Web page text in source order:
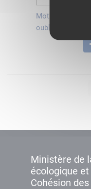
Mot de passe
oublié ?
Ministère de
écologique et
Cohésion